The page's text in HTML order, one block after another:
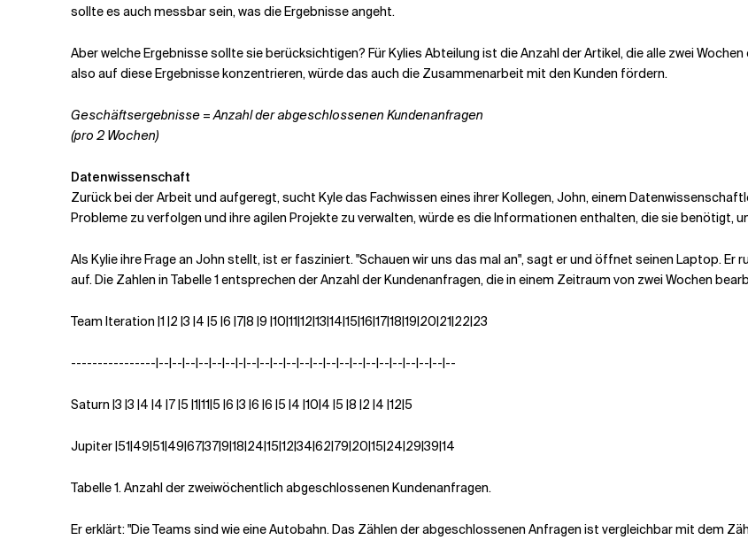
sollte es auch messbar sein, was die Ergebnisse angeht.
Aber welche Ergebnisse sollte sie berücksichtigen? Für Kylies Abteilung ist die Anzahl der Artikel, die alle zwei
also auf diese Ergebnisse konzentrieren, würde das auch die Zusammenarbeit mit den Kunden fördern.
Geschäftsergebnisse = Anzahl der abgeschlossenen Kundenanfragen
(pro 2 Wochen)
Datenwissenschaft
Zurück bei der Arbeit und aufgeregt, sucht Kyle das Fachwissen eines ihrer Kollegen, John, einem
Probleme zu verfolgen und ihre agilen Projekte zu verwalten, würde es die Informationen enthalten, die sie benötigt,
Als Kylie ihre Frage an John stellt, ist er fasziniert. "Schauen wir uns das mal an", sagt er und öffnet seinen Laptop.
auf. Die Zahlen in Tabelle 1 entsprechen der Anzahl der Kundenanfragen, die in einem Zeitraum von zwei Wochen
Team Iteration |1 |2 |3 |4 |5 |6 |7|8 |9 |10|11|12|13|14|15|16|17|18|19|20|21|22|23
----------------|--|--|--|--|--|--|-|--|--|--|--|--|--|--|--|--|--|--|--|--|--|--|--
Saturn |3 |3 |4 |4 |7 |5 |1|11|5 |6 |3 |6 |6 |5 |4 |10|4 |5 |8 |2 |4 |12|5
Jupiter|51|49|51|49|67|37|9|18|24|15|12|34|62|79|20|15|24|29|39|14
Tabelle 1. Anzahl der zweiwöchentlich abgeschlossenen Kundenanfragen.
Er erklärt: "Die Teams sind wie eine Autobahn. Das Zählen der abgeschlossenen Anfragen ist vergleichbar mit dem